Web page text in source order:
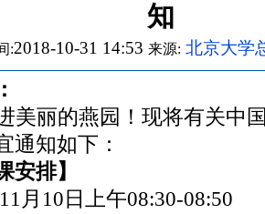
知
:2018-10-31 14:53 来源: 北京大学
美丽的燕园！现将有关中
通知如下：
安排】
月10日上午08:30-08:50